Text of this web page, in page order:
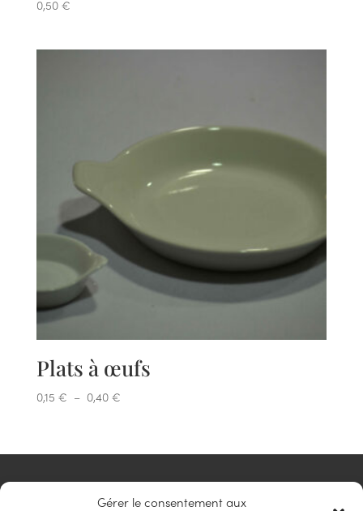
Gérer le consentement aux
0,50 €
Plats à œufs
0,15 € – 0,40 €Plage
0,15 €